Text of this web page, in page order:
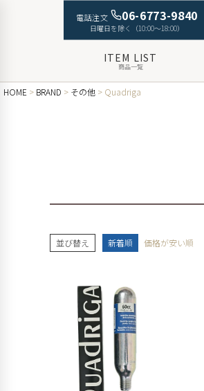
電話注文 06-6773-9840
日曜日を除く（10:00〜18:00）
ITEM LIST
商品一覧
HOME BRAND その他 Quadriga
並び替え 新着順 価格が安い順